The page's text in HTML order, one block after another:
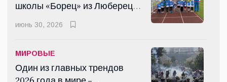
школы «Борец» из Люберец
успешно сдали нормы ГТО
июнь 30, 2026
МИРОВЫЕ
Один из главных трендов